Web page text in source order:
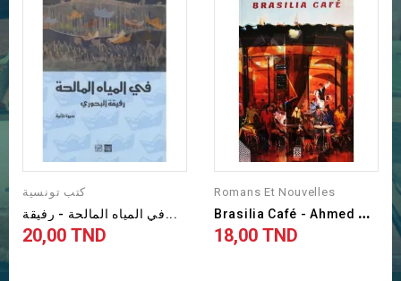
كتب تونسية
في المياه المالحة - رفيقة...
Prix
20,00 TND
Romans Et Nouvelles
B
Rasilia Café - Ahmed Mahfoudh
Prix
18,00 TND